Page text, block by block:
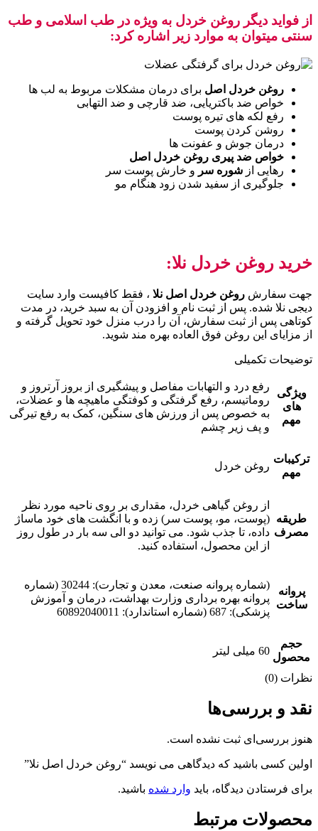
از فواید دیگر روغن خردل به ویژه در طب اسلامی و طب
سنتی میتوان به موارد زیر اشاره کرد:
روغن خردل اصل برای درمان مشکلات مربوط به لب ها
خواص ضد باکتریایی، ضد قارچی و ضد التهابی
رفع لکه های تیره پوست
روشن کردن پوست
درمان جوش و عفونت ها
خواص ضد پیری روغن خردل اصل
رهایی از شوره سر و خارش پوست سر
جلوگیری از سفید شدن زود هنگام مو
خرید روغن خردل نلا:
جهت سفارش روغن خردل اصل نلا ، فقط کافیست وارد سایت
دیجی نلا شده. پس از ثبت نام و افزودن آن به سبد خرید، در مدت
کوتاهی پس از ثبت سفارش، آن را درب منزل خود تحویل گرفته و
از مزایای این روغن فوق العاده بهره مند شوید.
توضیحات تکمیلی
ویژگی
های
مهم
رفع درد و التهابات مفاصل و پیشگیری از بروز آرتروز و
روماتیسم، رفع گرفتگی و کوفتگی ماهیچه ها و عضلات،
به خصوص پس از ورزش های سنگین، کمک به رفع تیرگی
و پف زیر چشم
ترکیبات
مهم
روغن خردل
طریقه
مصرف
از روغن گیاهی خردل، مقداری بر روی ناحیه مورد نظر
(پوست، مو، پوست سر) زده و با انگشت های خود ماساژ
داده، تا جذب شود. می توانید دو الی سه بار در طول روز
از این محصول، استفاده کنید.
پروانه
ساخت
(شماره پروانه صنعت، معدن و تجارت): 30244 (شماره
پروانه بهره برداری وزارت بهداشت، درمان و آموزش
پزشکی): 687 (شماره استاندارد): 60892040011
حجم
محصول
60 میلی لیتر
نظرات (0)
نقد و بررسی‌ها
هنوز بررسی‌ای ثبت نشده است.
اولین کسی باشید که دیدگاهی می نویسد “روغن خردل اصل نلا”
برای فرستادن دیدگاه، باید وارد شده باشید.
محصولات مرتبط